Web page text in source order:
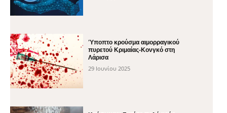
Ύποπτο κρούσμα αιμορραγικού
πυρετού Κριμαίας-Κονγκό στη
Λάρισα
29 Ιουνίου 2025